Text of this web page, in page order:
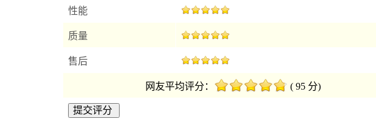
性能
质量
售后
网友平均评分： ( 95 分)